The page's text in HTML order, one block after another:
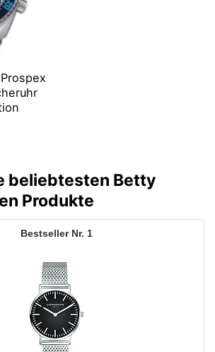
beliebtesten Betty
Produkte
1